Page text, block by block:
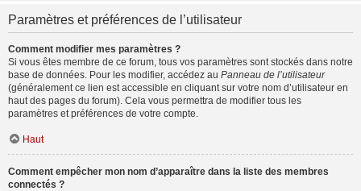
Paramètres et préférences de l’utilisateur
Comment modifier mes paramètres ?
Si vous êtes membre de ce forum, tous vos paramètres sont stockés dans notre
base de données. Pour les modifier, accédez au Panneau de l’utilisateur
(généralement ce lien est accessible en cliquant sur votre nom d’utilisateur en
haut des pages du forum). Cela vous permettra de modifier tous les
paramètres et préférences de votre compte.
Haut
Comment empêcher mon nom d’apparaître dans la liste des membres
connectés ?